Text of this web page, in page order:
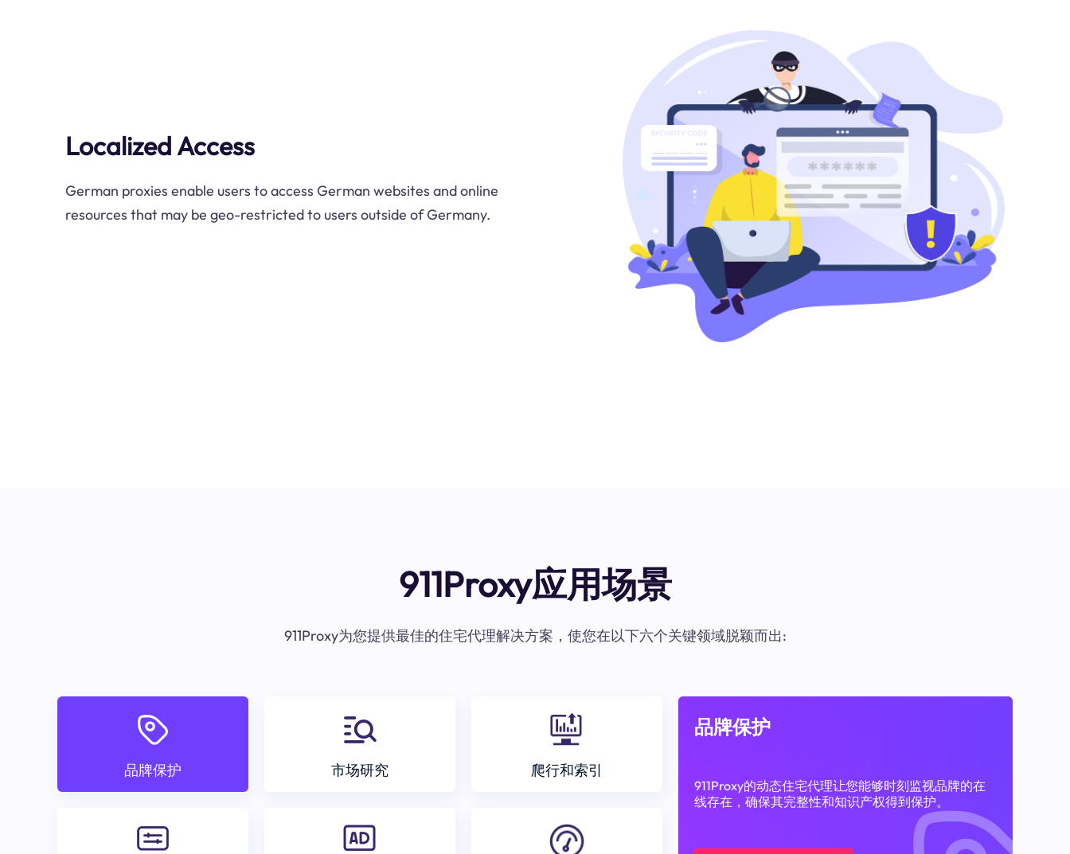
Localized Access
German proxies enable users to access German websites and online
resources that may be geo-restricted to users outside of Germany.
911Proxy应用场景
911Proxy为您提供最佳的住宅代理解决方案，使您在以下六个关键领域脱颖而出:
品牌保护 市场研究 爬行和索引
品牌保护
911Proxy的动态住宅代理让您能够时刻监视品牌的在
线存在，确保其完整性和知识产权得到保护。